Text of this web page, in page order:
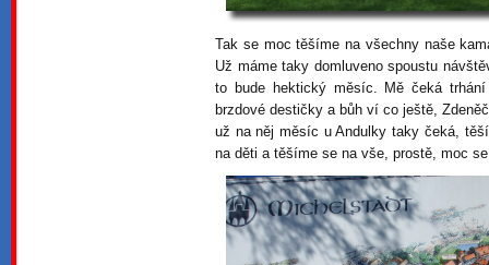
Tak se moc těšíme na všechny naše
Už máme taky domluveno spoustu
to bude hektický měsíc. Mě čeká
brzdové destičky a bůh ví co ještě,
už na něj měsíc u Andulky taky čeká,
na děti a těšíme se na vše, prostě, moc